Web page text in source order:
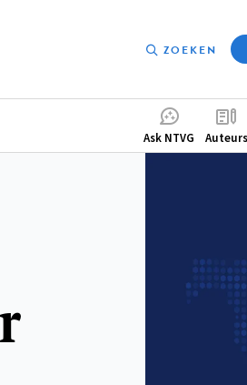
ZOEKEN
Ask NTVG Auteurs